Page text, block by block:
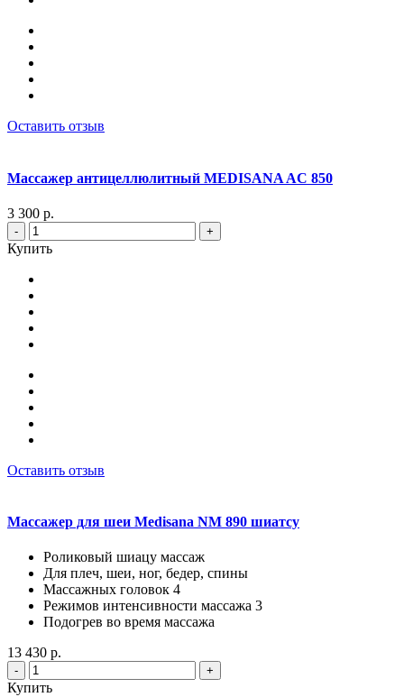
Оставить отзыв
Массажер антицеллюлитный MEDISANA AC 850
3 300 р.
- +
Купить
Оставить отзыв
Массажер для шеи Medisana NM 890 шиатсу
Роликовый шиацу массаж
Для плеч, шеи, ног, бедер, спины
Массажных головок 4
Режимов интенсивности массажа 3
Подогрев во время массажа
13 430 р.
- +
Купить